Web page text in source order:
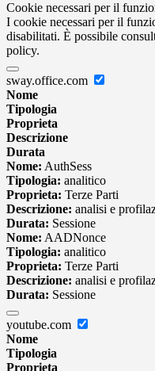
Cookie necessari per il
I cookie necessari per il
disabilitati. È possibile
policy.
sway.office.com
Nome
Tipologia
Proprieta
Descrizione
Durata
Nome: AuthSess
Tipologia: analitico
Proprieta: Terze Parti
Descrizione: analisi e
Durata: Sessione
Nome: AADNonce
Tipologia: analitico
Proprieta: Terze Parti
Descrizione: analisi e
Durata: Sessione
youtube.com
Nome
Tipologia
Proprieta